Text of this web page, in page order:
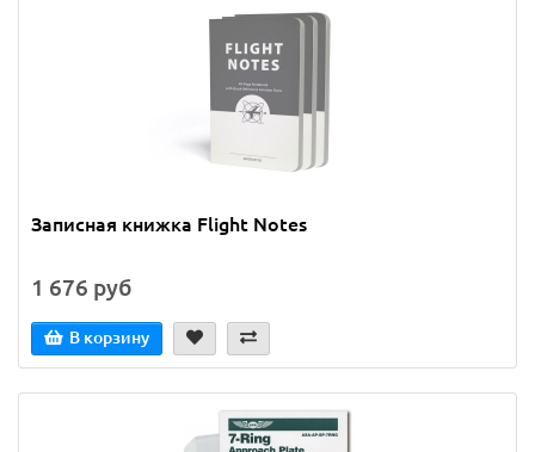
Записная книжка Flight Notes
1 676 руб
В корзину